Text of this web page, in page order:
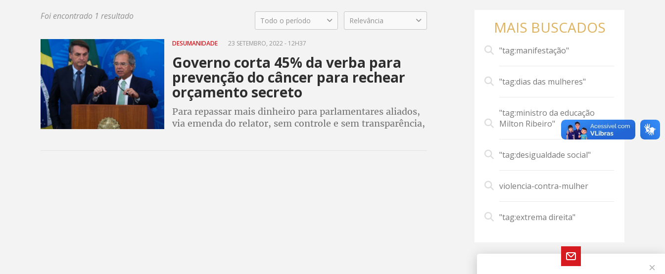
Foi encontrado 1 resultado Todo o período Relevância
DESUMANIDADE 23 SETEMBRO, 2022 - 12H37
Governo corta 45% da verba para
prevenção do câncer para rechear
orçamento secreto
Para repassar mais dinheiro para parlamentares aliados,
via emenda do relator, sem controle e sem transparência,
MAIS BUSCADOS
"tag:manifestação"
"tag:dias das mulheres"
"tag:ministro da educação
Milton Ribeiro"
"tag:desigualdade social"
violencia-contra-mulher
"tag:extrema direita"